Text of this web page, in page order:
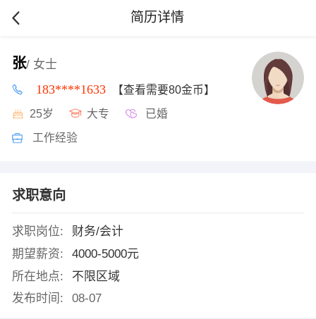
简历详情
张/ 女士
183****1633 【查看需要80金币】
25岁 大专 已婚
工作经验
求职意向
求职岗位:
财务/会计
期望薪资:
4000-5000元
所在地点:
不限区域
发布时间:
08-07